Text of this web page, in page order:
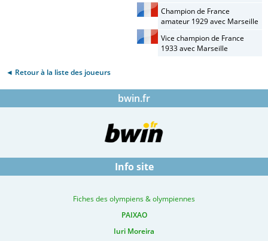
Champion de France
amateur 1929 avec Marseille
Vice champion de France
1933 avec Marseille
◄ Retour à la liste des joueurs
bwin.fr
Info site
Fiches des olympiens & olympiennes
PAIXAO
Iuri Moreira